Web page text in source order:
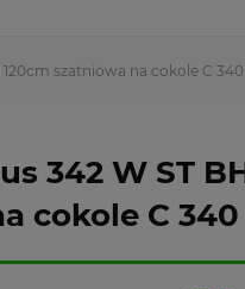
szatniowa na cokole C
342 W ST
cokole C